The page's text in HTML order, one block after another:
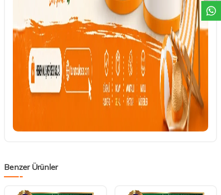
Benzer Ürünler